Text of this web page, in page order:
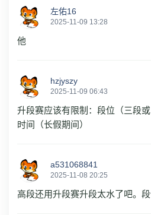
左佑16
2025-11-09 13:28
他
hzjyszy
2025-11-09 06:43
升段赛应该有限制：段位（三段或
时间（长假期间）
a531068841
2025-11-08 20:25
高段还用升段赛升段太水了吧。段